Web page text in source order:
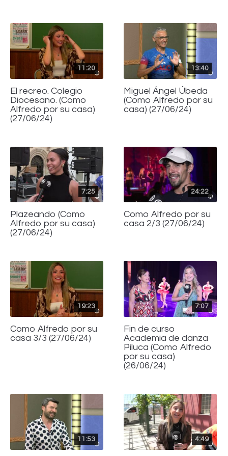
11:20
El recreo. Colegio
Diocesano. (Como
Alfredo por su casa)
(27/06/24)
13:40
Miguel Ángel Úbeda
(Como Alfredo por su
casa) (27/06/24)
7:25
Plazeando (Como
Alfredo por su casa)
(27/06/24)
24:22
Como Alfredo por su
casa 2/3 (27/06/24)
19:23
Como Alfredo por su
casa 3/3 (27/06/24)
7:07
Fin de curso
Academia de danza
Piluca (Como Alfredo
por su casa)
(26/06/24)
11:53 4:49